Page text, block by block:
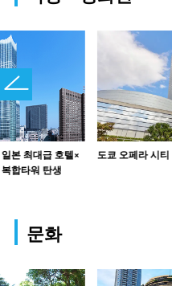
본 최대급 호텔×
합타워 탄생
도쿄 오페라 시티
문화